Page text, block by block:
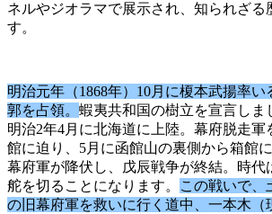
ネルやジオラマで展示され、知られざる
す。
明治元年（1868年）10月に榎本武揚率
郭を占領。 蝦夷共和国の樹立を宣言しま
明治2年4月に北海道に上陸。幕府脱走軍
館に迫り、5月に函館山の裏側から箱館
幕府軍が降伏し、戊辰戦争が終結。時代
舵を切ることになります。
この戦いで、
の旧幕府軍を救いに行く道中、一本木（